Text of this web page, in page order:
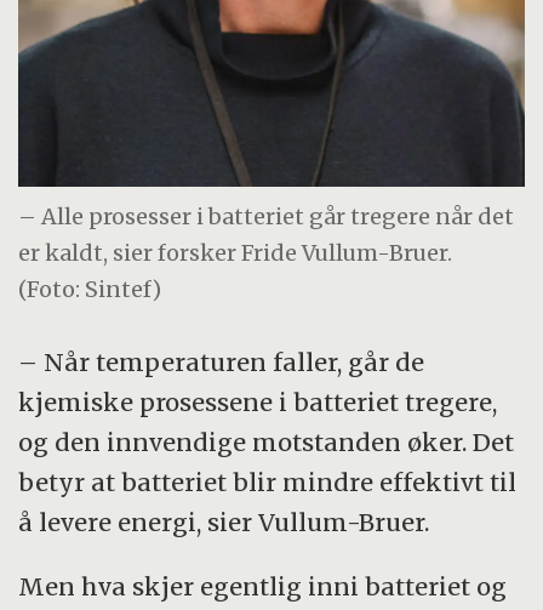
– ­Alle prosesser i batteriet går tregere når det
er kaldt, sier forsker Fride Vullum-Bruer.
(Foto: Sintef)
– Når temperaturen faller, går de
kjemiske prosessene i batteriet tregere,
og den innvendige motstanden øker. Det
betyr at batteriet blir mindre effektivt til
å levere energi, sier Vullum-Bruer.
Men hva skjer egentlig inni batteriet og